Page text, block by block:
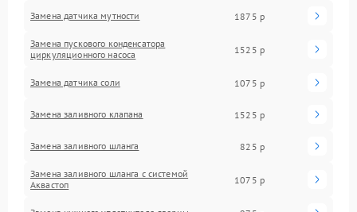
Замена датчика мутности 1875 р
Замена пускового конденсатора
циркуляционного насоса
1525 р
Замена датчика соли 1075 р
Замена заливного клапана 1525 р
Замена заливного шланга 825 р
Замена заливного шланга с системой
Аквастоп
1075 р